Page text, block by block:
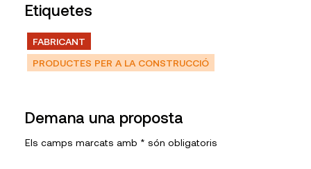
Etiquetes
FABRICANT
PRODUCTES PER A LA CONSTRUCCIÓ
Demana una proposta
Els camps marcats amb * són obligatoris